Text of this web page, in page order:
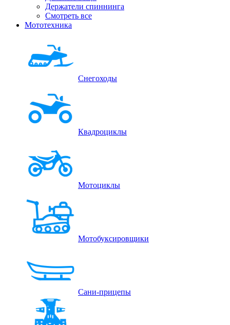
Держатели спиннинга
Смотреть все
Мототехника
Снегоходы
Квадроциклы
Мотоциклы
Мотобуксировщики
Сани-прицепы